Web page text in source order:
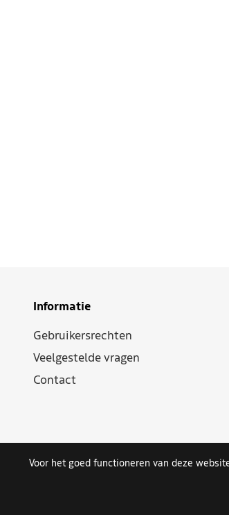
Informatie
Gebruikersrechten
Veelgestelde vragen
Contact
Voor het goed functioneren van deze